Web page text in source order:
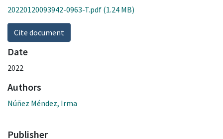
20220120093942-0963-T.pdf (1.24 MB)
Cite document
Date
2022
Authors
Núñez Méndez, Irma
Publisher